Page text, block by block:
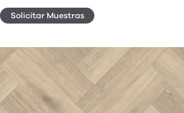
Solicitar Muestras